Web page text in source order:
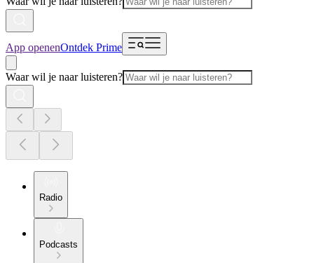
App openenOntdek Prime
Waar wil je naar luisteren?
Radio
Podcasts